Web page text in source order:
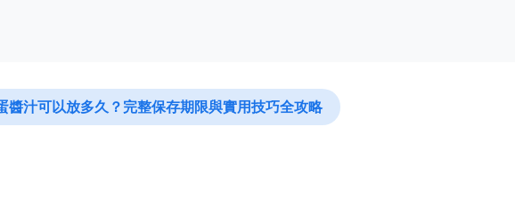
醬汁可以放多久？完整保存期限與實用技巧全攻略